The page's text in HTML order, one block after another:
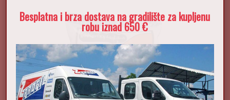
Besplatna i brza dostava na gradilište za kupljenu
robu iznad 650 €